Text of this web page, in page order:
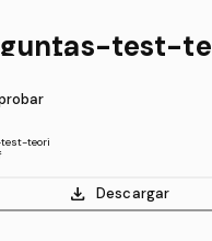
test-
teori
download Descargar